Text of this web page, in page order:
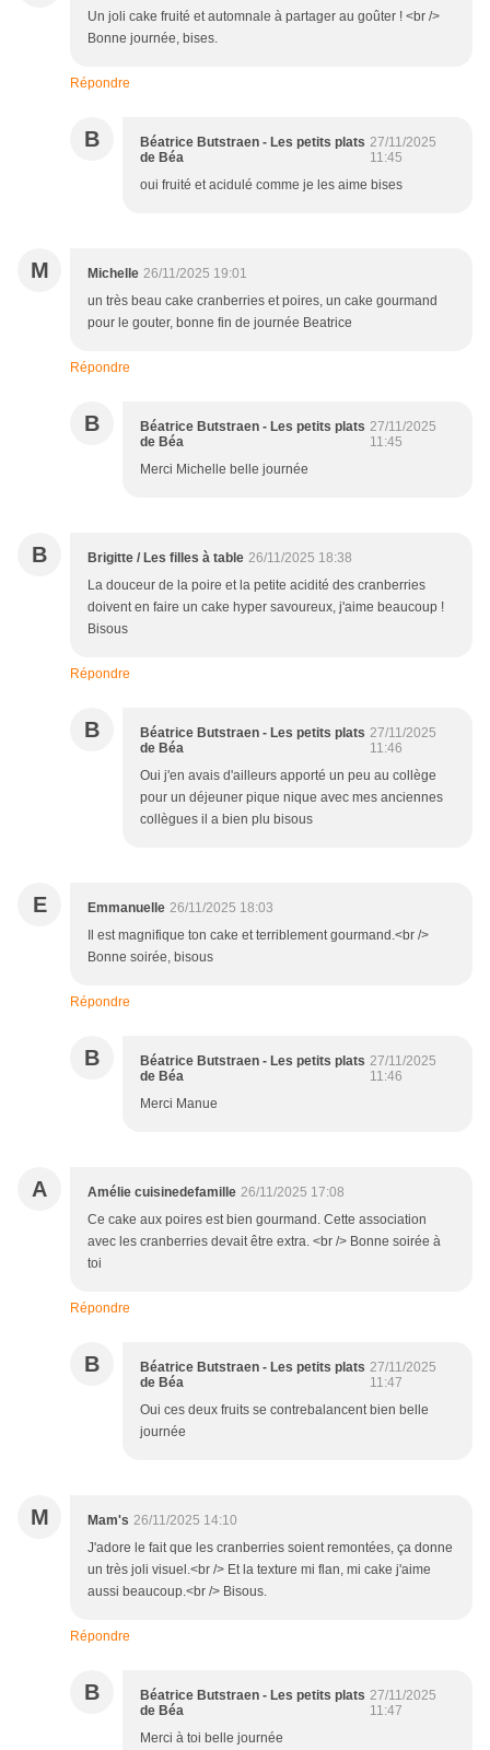
Un joli cake fruité et automnale à partager au goûter ! <br />
Bonne journée, bises.
Répondre
B
Béatrice Butstraen - Les petits plats
de Béa
27/11/2025
11:45
oui fruité et acidulé comme je les aime bises
M Michelle 26/11/2025 19:01
un très beau cake cranberries et poires, un cake gourmand
pour le gouter, bonne fin de journée Beatrice
Répondre
B
Béatrice Butstraen - Les petits plats
de Béa
27/11/2025
11:45
Merci Michelle belle journée
B Brigitte / Les filles à table 26/11/2025 18:38
La douceur de la poire et la petite acidité des cranberries
doivent en faire un cake hyper savoureux, j'aime beaucoup !
Bisous
Répondre
B
Béatrice Butstraen - Les petits plats
de Béa
27/11/2025
11:46
Oui j'en avais d'ailleurs apporté un peu au collège
pour un déjeuner pique nique avec mes anciennes
collègues il a bien plu bisous
E Emmanuelle 26/11/2025 18:03
Il est magnifique ton cake et terriblement gourmand.<br />
Bonne soirée, bisous
Répondre
B
Béatrice Butstraen - Les petits plats
de Béa
27/11/2025
11:46
Merci Manue
A Amélie cuisinedefamille 26/11/2025 17:08
Ce cake aux poires est bien gourmand. Cette association
avec les cranberries devait être extra. <br /> Bonne soirée à
toi
Répondre
B
Béatrice Butstraen - Les petits plats
de Béa
27/11/2025
11:47
Oui ces deux fruits se contrebalancent bien belle
journée
M Mam's 26/11/2025 14:10
J'adore le fait que les cranberries soient remontées, ça donne
un très joli visuel.<br /> Et la texture mi flan, mi cake j'aime
aussi beaucoup.<br /> Bisous.
Répondre
B
Béatrice Butstraen - Les petits plats
de Béa
27/11/2025
11:47
Merci à toi belle journée